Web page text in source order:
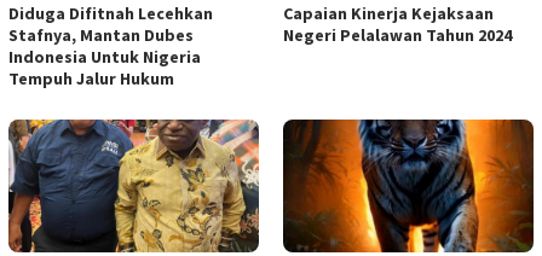
Diduga Difitnah Lecehkan
Stafnya, Mantan Dubes
Indonesia Untuk Nigeria
Tempuh Jalur Hukum
Capaian Kinerja Kejaksaan
Negeri Pelalawan Tahun 2024